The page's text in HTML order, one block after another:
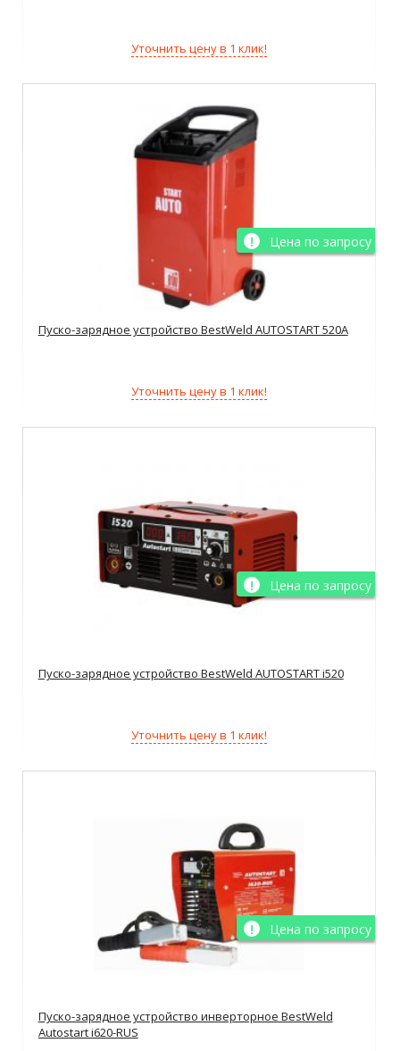
Уточнить цену в 1 клик!
Цена по запросу
Пуско-зарядное устройство BestWeld AUTOSTART 520A
Уточнить цену в 1 клик!
Цена по запросу
Пуско-зарядное устройство BestWeld AUTOSTART i520
Уточнить цену в 1 клик!
Цена по запросу
Пуско-зарядное устройство инверторное BestWeld
Autostart i620-RUS